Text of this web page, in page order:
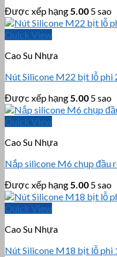
Được xếp hạng 5.00 5 sao
Quick View
Cao Su Nhựa
Nút Silicone M22 bịt lỗ phi
Được xếp hạng 5.00 5 sao
Quick View
Cao Su Nhựa
Nắp silicone M6 chụp đầu
Được xếp hạng 5.00 5 sao
Quick View
Cao Su Nhựa
Nút Silicone M18 bịt lỗ phi